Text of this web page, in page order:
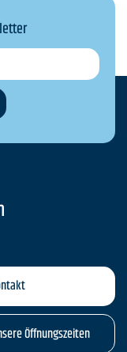
Öffnungszeiten